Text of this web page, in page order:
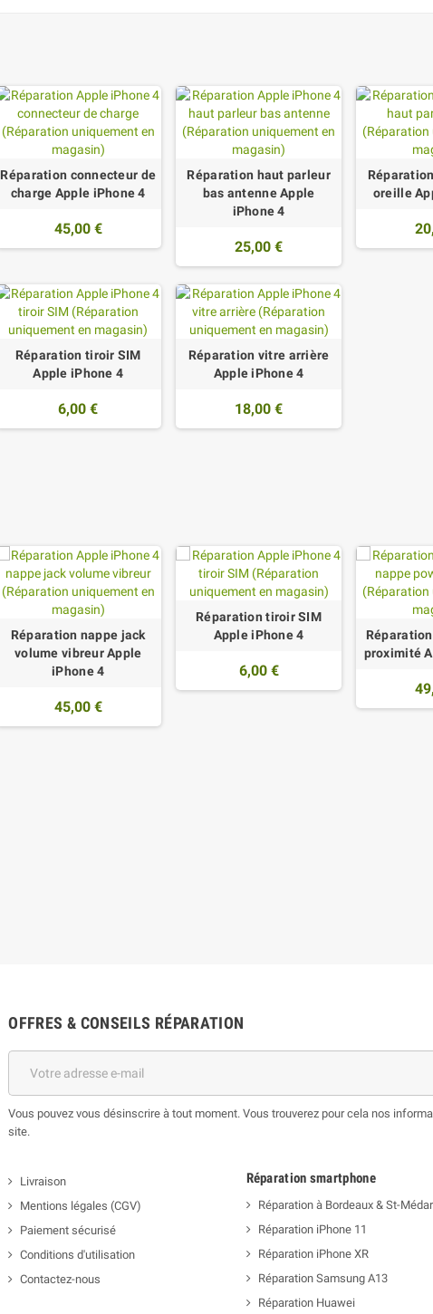
Réparation connecteur de
charge Apple iPhone 4
45,00 €
Réparation haut parleur
bas antenne Apple
iPhone 4
25,00 €
oreille
Réparation tiroir SIM
Apple iPhone 4
6,00 €
Réparation vitre arrière
Apple iPhone 4
18,00 €
Réparation nappe jack
volume vibreur Apple
iPhone 4
45,00 €
Réparation tiroir SIM
Apple iPhone 4
6,00 €
proximité
OFFRES & CONSEILS RÉPARATION
Vous pouvez vous désinscrire à tout moment. Vous trouverez pour cela nos
site.
Livraison
Mentions légales (CGV)
Paiement sécurisé
Conditions d'utilisation
Contactez-nous
Réparation smartphone
Réparation à Bordeaux & St-
Réparation iPhone 11
Réparation iPhone XR
Réparation Samsung A13
Réparation Huawei